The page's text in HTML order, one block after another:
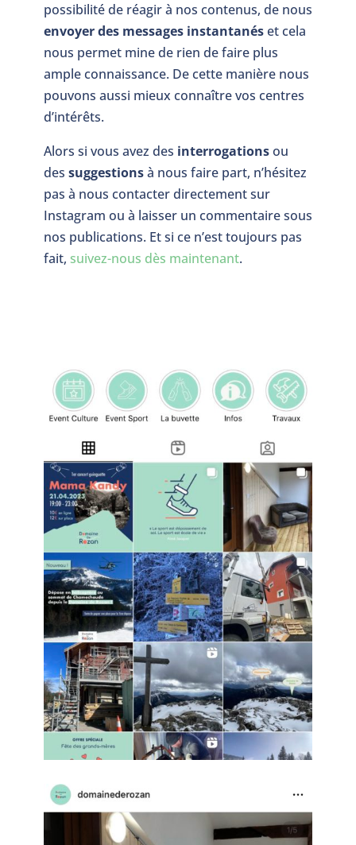
possibilité de réagir à nos contenus, de nous
envoyer des messages instantanéset cela
nous permet mine de rien de faire plus
ample connaissance. De cette manière nous
pouvons aussi mieux connaître vos centres
d’intérêts.
Alors si vous avez des interrogationsou
des suggestionsà nous faire part, n’hésitez
pas à nous contacter directement sur
Instagram ou à laisser un commentaire sous
nos publications. Et si ce n’est toujours pas
fait, suivez-nous dès maintenant.